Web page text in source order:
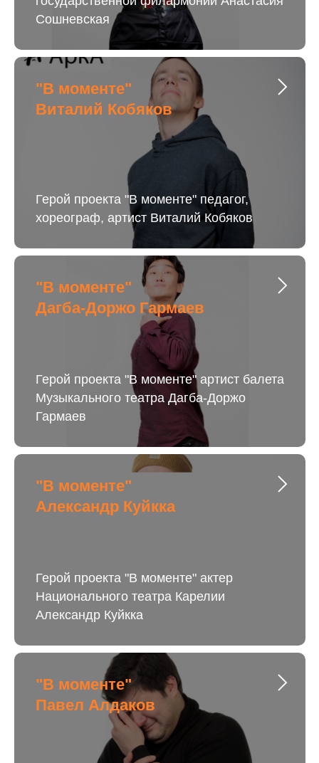
Сошневская
"В моменте"
Виталий Кобяков
Герой проекта "В моменте" педагог,
хореограф, артист Виталий Кобяков
"В моменте"
Дагба-Доржо Гармаев
Герой проекта "В моменте" артист балета
Музыкального театра Дагба-Доржо
Гармаев
"В моменте"
Александр Куйкка
Герой проекта "В моменте" актер
Национального театра Карелии
Александр Куйкка
"В моменте"
Павел Алдаков